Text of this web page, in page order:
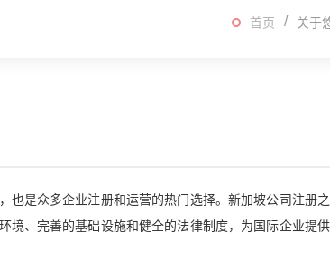
首页 关于
是众多企业注册和运营的热门选择。新加坡公司注册之
境、完善的基础设施和健全的法律制度，为国际企业提